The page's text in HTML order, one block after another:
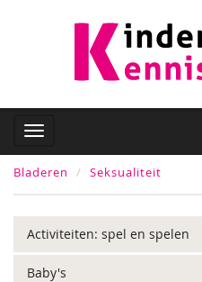
Bladeren Seksualiteit
Activiteiten: spel en spelen
Baby's